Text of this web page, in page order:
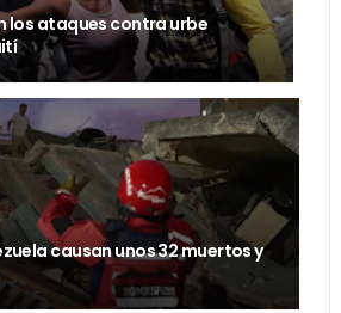
los ataques contra urbe
causan unos 32 muertos y